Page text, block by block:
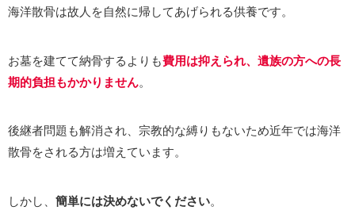
海洋散骨は故人を自然に帰してあげられる供養です。
お墓を建てて納骨するよりも費用は抑えられ、遺族の方への長
期的負担もかかりません。
後継者問題も解消され、宗教的な縛りもないため近年では海洋
散骨をされる方は増えています。
しかし、 簡単には決めないでください。